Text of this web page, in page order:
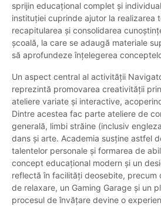
sprijin educațional complet și
instituției cuprinde ajutor la realizarea
recapitularea și consolidarea
școală, la care se adaugă materiale
să aprofundeze înțelegerea
Un aspect central al activității
reprezintă promovarea creativității
ateliere variate și interactive,
Dintre acestea fac parte ateliere de
generală, limbi străine (inclusiv
dans și arte. Academia susține astfel
talentelor personale și formarea de
concept educațional modern și un
reflectă în facilități deosebite, precum
de relaxare, un Gaming Garage și un
procesul de învățare devine o